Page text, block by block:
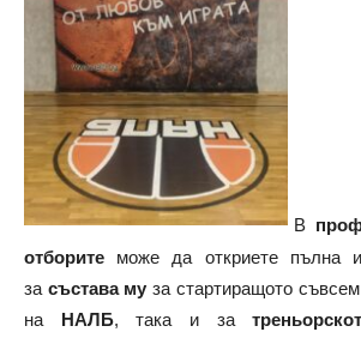
В
отборите може да откриете пълна
за състава му за стартиращото
на НАЛБ, така и за